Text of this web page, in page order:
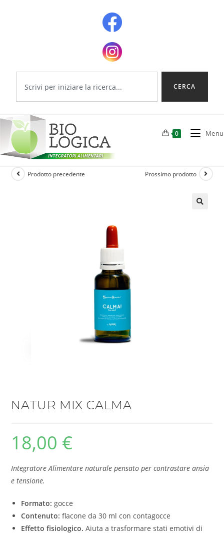
CERCA
0 Menu
Prodotto precedente Prossimo prodotto
NATUR MIX CALMA
18,00 €
Integratore Alimentare naturale pensato per contrastare ansia
e tensione.
Formato: gocce
Contenuto: flacone da 30 ml con contagocce
Effetto fisiologico. Aiuta a trasformare stati emotivi di